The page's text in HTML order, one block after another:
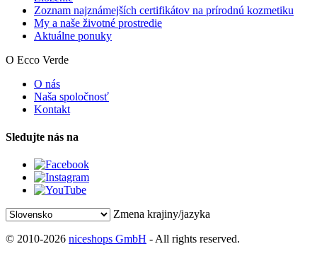
Zoznam najznámejších certifikátov na prírodnú kozmetiku
My a naše životné prostredie
Aktuálne ponuky
O Ecco Verde
O nás
Naša spoločnosť
Kontakt
Sledujte nás na
Zmena krajiny/jazyka
© 2010-2026 niceshops GmbH - All rights reserved.